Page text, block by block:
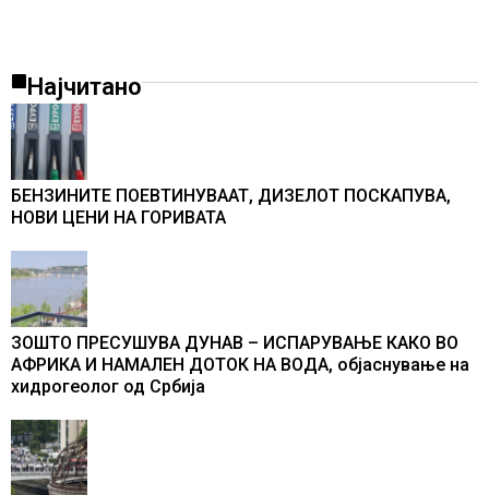
Најчитано
БЕНЗИНИТЕ ПОЕВТИНУВААТ, ДИЗЕЛОТ ПОСКАПУВА,
НОВИ ЦЕНИ НА ГОРИВАТА
ЗОШТО ПРЕСУШУВА ДУНАВ – ИСПАРУВАЊЕ КАКО ВО
АФРИКА И НАМАЛЕН ДОТОК НА ВОДА, објаснување на
хидрогеолог од Србија